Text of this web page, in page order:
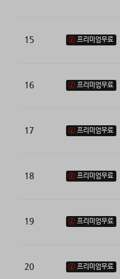
15 프리미엄무료
16 프리미엄무료
17 프리미엄무료
18 프리미엄무료
19 프리미엄무료
20 프리미엄무료